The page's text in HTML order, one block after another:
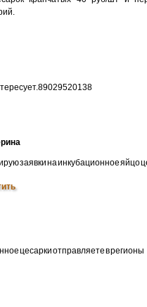
заявки на инкубационное яйцо
цесарки отправляете в регионы